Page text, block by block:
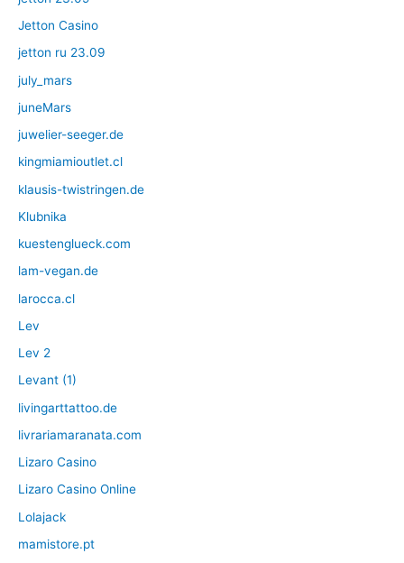
Jetton Casino
jetton ru 23.09
july_mars
juneMars
juwelier-seeger.de
kingmiamioutlet.cl
klausis-twistringen.de
Klubnika
kuestenglueck.com
lam-vegan.de
larocca.cl
Lev
Lev 2
Levant (1)
livingarttattoo.de
livrariamaranata.com
Lizaro Casino
Lizaro Casino Online
Lolajack
mamistore.pt